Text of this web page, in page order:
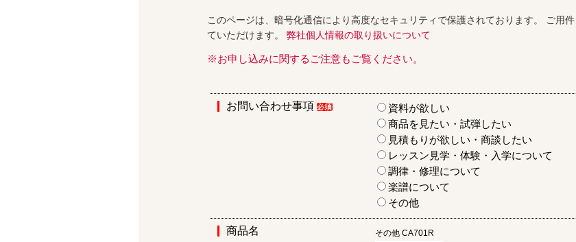
このページは、暗号化通信により高度なセキュリティで保護されております。 ご用
ていただけます。 弊社個人情報の取り扱いについて
※お申し込みに関するご注意もご覧ください。
お問い合わせ事項
資料が欲しい
商品を見たい・試弾したい
見積もりが欲しい・商談したい
レッスン見学・体験・入学について
調律・修理について
楽譜について
その他
商品名 その他 CA701R